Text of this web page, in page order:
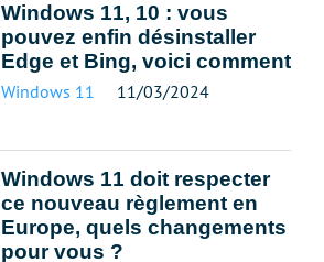
Windows 11, 10 : vous
pouvez enfin désinstaller
Edge et Bing, voici comment
Windows 11 11/03/2024
Windows 11 doit respecter
ce nouveau règlement en
Europe, quels changements
pour vous ?